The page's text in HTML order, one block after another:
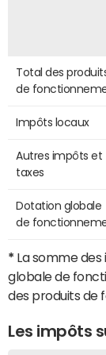
Total des
de
Impôts locaux
Autres impôts et
taxes
Dotation globale
de
* La somme
globale de
des produits de
Les impôts